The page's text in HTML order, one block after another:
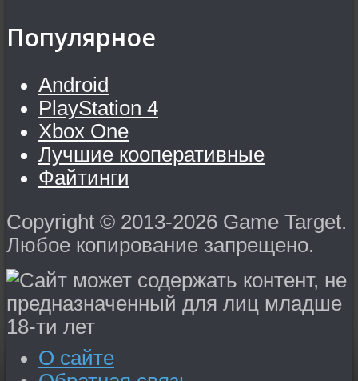
Популярное
Android
PlayStation 4
Xbox One
Лучшие кооперативные
Файтинги
Copyright © 2013-2026 Game Target.
Любое копирование запрещено.
О сайте